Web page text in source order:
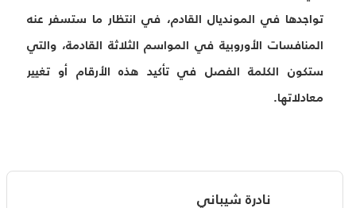
تواجدها في المونديال القادم، في انتظار ما ستسفر عنه
المنافسات الأوروبية في المواسم الثلاثة القادمة، والتي
ستكون الكلمة الفصل في تأكيد هذه الأرقام أو تغيير
معادلاتها.
نادرة شيباني